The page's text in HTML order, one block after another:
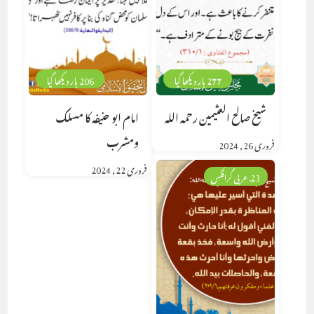
206 بار دیکھا گیا
امام ابو حنیفہ کا مسلک
ومشرب
فروری 22, 2024
277 بار دیکھا گیا
شیخ صالح العثیمین رحمہ اللہ
فروری 26, 2024
23. عربی گرافکس